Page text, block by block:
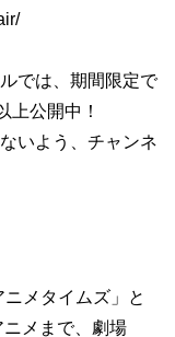
では、期間限定で
上公開中！
いよう、チャンネ
メタイムズ」と
メまで、劇場